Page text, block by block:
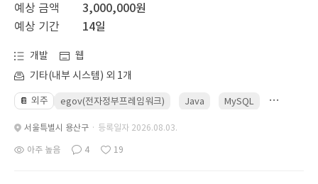
예상 금액
3,000,000원
예상 기간
14일
개발
웹
기타(내부 시스템) 외 1개
📔 외주 egov(전자정부프레임워크) Java MySQL Spring
서울특별시 용산구 · 등록일자 2026.08.03.
아주 높음 4 19